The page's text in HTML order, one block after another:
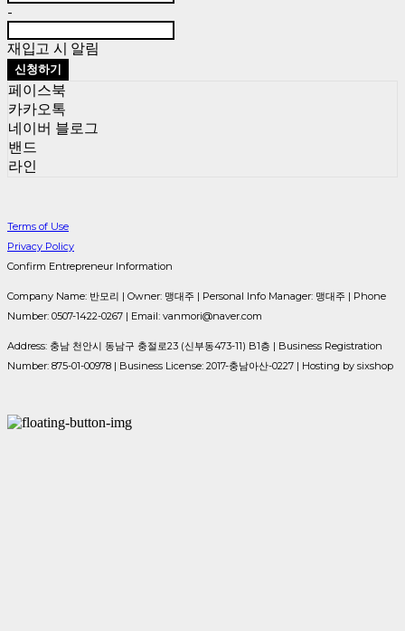
-
재입고 시 알림
신청하기
페이스북
카카오톡
네이버 블로그
밴드
라인
Terms of Use
Privacy Policy
Confirm Entrepreneur Information
Company Name: 반모리 | Owner: 맹대주 | Personal Info Manager: 맹대주 | Phone
Number: 0507-1422-0267 | Email: vanmori@naver.com
Address: 충남 천안시 동남구 충절로23 (신부동473-11) B1층 | Business Registration
Number: 875-01-00978 | Business License: 2017-충남아산-0227 | Hosting by sixshop